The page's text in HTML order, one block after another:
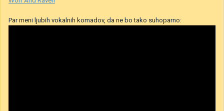
Par meni ljubih vokalnih komadov, da ne bo tako suhoparno: